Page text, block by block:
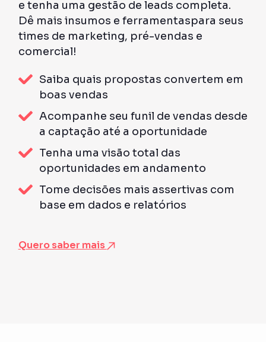
e tenha uma gestão de leads completa.
Dê mais insumos e ferramentaspara seus
times de marketing, pré-vendas e
comercial!
Saiba quais propostas convertem em
boas vendas
Acompanhe seu funil de vendas desde
a captação até a oportunidade
Tenha uma visão total das
oportunidades em andamento
Tome decisões mais assertivas com
base em dados e relatórios
Quero saber mais